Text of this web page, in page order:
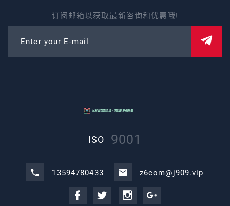
订阅邮箱以获取最新咨询和优惠哦!
Enter your E-mail
ISO 9001
13594780433 z6com@j909.vip